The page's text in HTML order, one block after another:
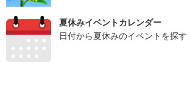
夏休みイベントカレンダー
日付から夏休みのイベントを探す